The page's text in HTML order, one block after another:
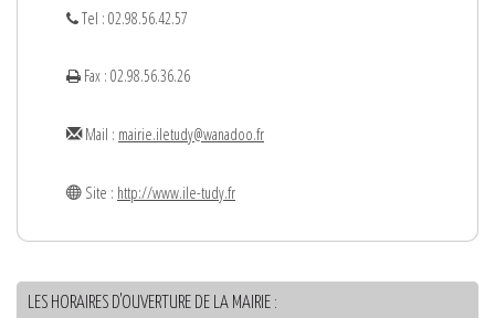
Tel : 02.98.56.42.57
Fax : 02.98.56.36.26
Mail : mairie.iletudy@wanadoo.fr
Site : http://www.ile-tudy.fr
LES HORAIRES D'OUVERTURE DE LA MAIRIE :